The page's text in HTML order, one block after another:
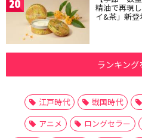
20 精油で再現
イ&茶」新登
ランキング
江戸時代 戦国時代
アニメ
ロングセラー